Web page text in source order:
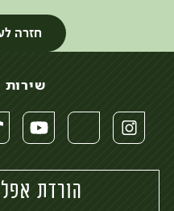
חזרה
שירות
הורדת